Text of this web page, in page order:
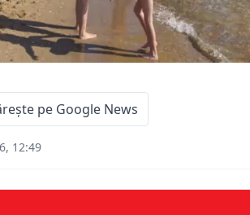
pe Google News
12:49